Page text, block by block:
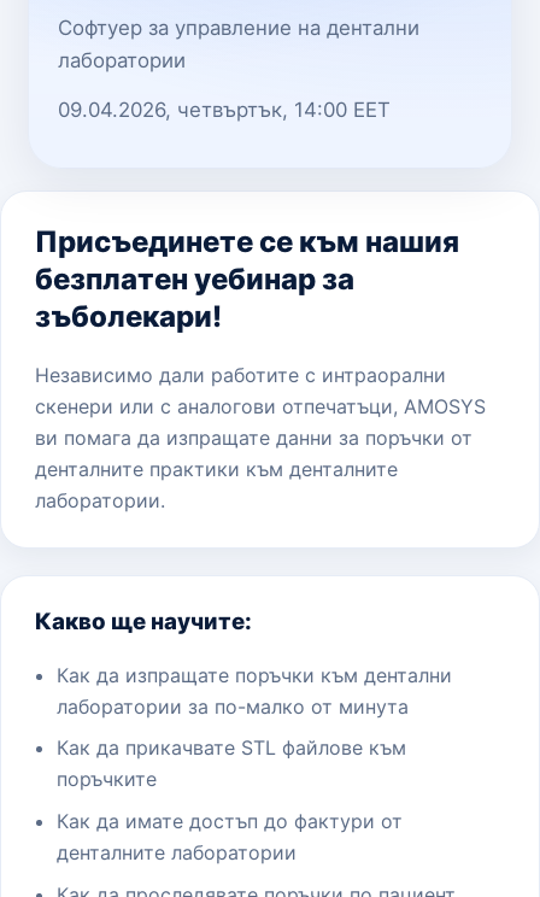
Софтуер за управление на дентални
лаборатории
09.04.2026, четвъртък, 14:00 EET
Присъединете се към нашия
безплатен уебинар за
зъболекари!
Независимо дали работите с интраорални
скенери или с аналогови отпечатъци, AMOSYS
ви помага да изпращате данни за поръчки от
денталните практики към денталните
лаборатории.
Какво ще научите:
Как да изпращате поръчки към дентални
лаборатории за по-малко от минута
Как да прикачвате STL файлове към
поръчките
Как да имате достъп до фактури от
денталните лаборатории